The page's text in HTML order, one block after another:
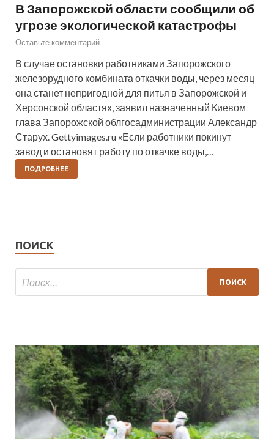
В Запорожской области сообщили об
угрозе экологической катастрофы
Оставьте комментарий
В случае остановки работниками Запорожского
железорудного комбината откачки воды, через месяц
она станет непригодной для питья в Запорожской и
Херсонской областях, заявил назначенный Киевом
глава Запорожской облгосадминистрации Александр
Старух. Gettyimages.ru «Если работники покинут
завод и остановят работу по откачке воды,…
ПОДРОБНЕЕ
ПОИСК